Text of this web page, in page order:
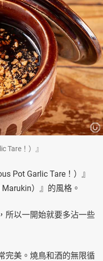
Tare！）』
Pot Garlic Tare！）』
）』的風格。
所以一開始就要多沾一些
完美。燒鳥和酒的無限循